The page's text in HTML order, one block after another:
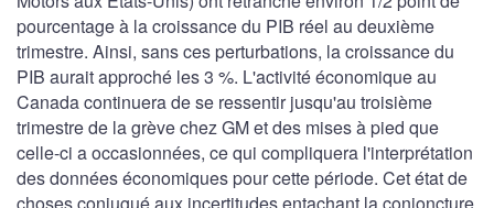
pourcentage à la croissance du PIB réel au deuxième
trimestre. Ainsi, sans ces perturbations, la croissance du
PIB aurait approché les 3 %. L'activité économique au
Canada continuera de se ressentir jusqu'au troisième
trimestre de la grève chez GM et des mises à pied que
celle-ci a occasionnées, ce qui compliquera l'interprétation
des données économiques pour cette période. Cet état de